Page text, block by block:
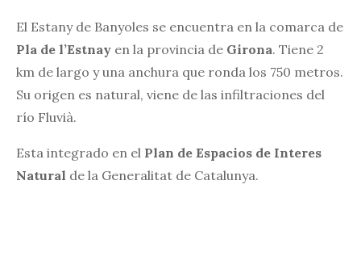
El Estany de Banyoles se encuentra en la comarca de
Pla de l’Estnay en la provincia de Girona. Tiene 2
km de largo y una anchura que ronda los 750 metros.
Su origen es natural, viene de las infiltraciones del
río Fluvià.
Esta integrado en el Plan de Espacios de Interes
Natural de la Generalitat de Catalunya.